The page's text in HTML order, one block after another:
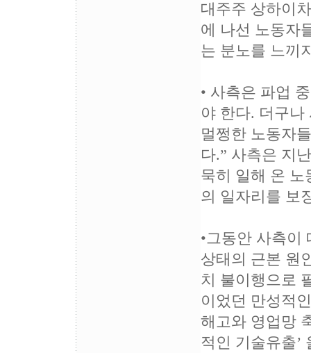
대주주 상하이
에 나선 노동자
는 분노를 느끼
• 사측은 파업
야 한다. 더구
멀쩡한 노동자
다.” 사측은 지
묵히 일해 온 노
의 일자리를 보
•그동안 사측이
상태의 근본 원
치 불이행으로
이었던 만성적
해고와 영업망
적인 기술유출’